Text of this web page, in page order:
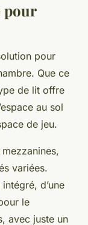
pour
pour
Que ce
de lit offre
au sol
de jeu.
variées.
d’une
le
avec juste un